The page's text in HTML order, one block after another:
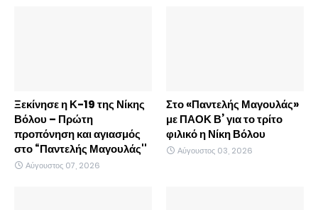
Ξεκίνησε η Κ-19 της Νίκης
Βόλου – Πρώτη
προπόνηση και αγιασμός
στο “Παντελής Μαγουλάς''
Αύγουστος 07, 2026
Στο «Παντελής Μαγουλάς»
με ΠΑΟΚ Β’ για το τρίτο
φιλικό η Νίκη Βόλου
Αύγουστος 03, 2026